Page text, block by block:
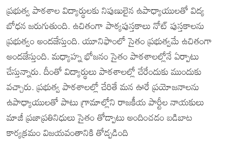
ప్రభుత్వ పాఠశాల విద్యార్థులకు నిపుణులైన ఉపాధ్యాయులతో విద్య
బోధన జరుగుతుంది. ఉచితంగా పాఠ్యపుస్తకాలు నోట్ పుస్తకాలను
ప్రభుత్వం అందజేస్తుంది. యూనిఫాంలో సైతం ప్రభుత్వమే ఉచితంగా
అందజేస్తుంది. మధ్యాహ్న భోజనం సైతం పాఠశాలల్లోనే ఏర్పాటు
చేస్తున్నారు. దీంతో విద్యార్థులు పాఠశాలల్లో చేరేందుకు ముందుకు
వచ్చారు. ప్రభుత్వ పాఠశాలల్లో చేరితే మన ఊరే ప్రయోజనాలను
ఉపాధ్యాయులతో పాటు గ్రామాల్లోని రాజకీయ పార్టీల నాయకులు
మాజీ ప్రజాప్రతినిధులు సైతం తోడ్పాటు అందించడం బడిబాట
కార్యక్రమం విజయవంతానికి తోడ్పడింది